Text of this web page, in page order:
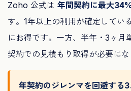
Zoho 公式は 年間契約に最大
す。1年以上の利用が確定してい
にお得です。一方、半年・3ヶ月
契約での見積もり取得が必要にな
年契約のジレンマを回避する